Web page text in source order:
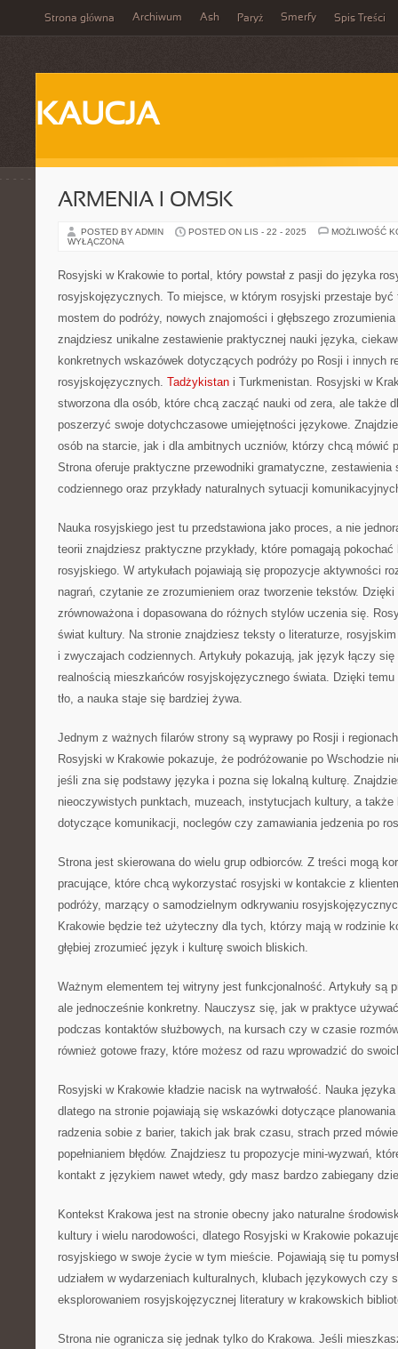
Strona główna Archiwum Ash Paryż Smerfy Spis Treści
KAUCJA
ARMENIA I OMSK
POSTED BY ADMIN POSTED ON LIS - 22 - 2025
MOŻLIWOŚĆ
WYŁĄCZONA
Rosyjski w Krakowie to portal, który powstał z pasji do języka
rosyjskojęzycznych. To miejsce, w którym rosyjski przestaje
mostem do podróży, nowych znajomości i głębszego
znajdziesz unikalne zestawienie praktycznej nauki języka,
konkretnych wskazówek dotyczących podróży po Rosji i innych
rosyjskojęzycznych. Tadżykistan i Turkmenistan. Rosyjski w
stworzona dla osób, które chcą zacząć nauki od zera, ale także
poszerzyć swoje dotychczasowe umiejętności językowe.
osób na starcie, jak i dla ambitnych uczniów, którzy chcą mówić
Strona oferuje praktyczne przewodniki gramatyczne, zestawienia
codziennego oraz przykłady naturalnych sytuacji
Nauka rosyjskiego jest tu przedstawiona jako proces, a nie
teorii znajdziesz praktyczne przykłady, które pomagają
rosyjskiego. W artykułach pojawiają się propozycje aktywności
nagrań, czytanie ze zrozumieniem oraz tworzenie tekstów.
zrównoważona i dopasowana do różnych stylów uczenia się.
świat kultury. Na stronie znajdziesz teksty o literaturze,
i zwyczajach codziennych. Artykuły pokazują, jak język łączy
realnością mieszkańców rosyjskojęzycznego świata. Dzięki temu
tło, a nauka staje się bardziej żywa.
Jednym z ważnych filarów strony są wyprawy po Rosji i
Rosyjski w Krakowie pokazuje, że podróżowanie po Wschodzie
jeśli zna się podstawy języka i pozna się lokalną kulturę.
nieoczywistych punktach, muzeach, instytucjach kultury, a także
dotyczące komunikacji, noclegów czy zamawiania jedzenia po
Strona jest skierowana do wielu grup odbiorców. Z treści mogą
pracujące, które chcą wykorzystać rosyjski w kontakcie z
podróży, marzący o samodzielnym odkrywaniu
Krakowie będzie też użyteczny dla tych, którzy mają w rodzinie
głębiej zrozumieć język i kulturę swoich bliskich.
Ważnym elementem tej witryny jest funkcjonalność. Artykuły są
ale jednocześnie konkretny. Nauczysz się, jak w praktyce
podczas kontaktów służbowych, na kursach czy w czasie
również gotowe frazy, które możesz od razu wprowadzić do
Rosyjski w Krakowie kładzie nacisk na wytrwałość. Nauka
dlatego na stronie pojawiają się wskazówki dotyczące
radzenia sobie z barier, takich jak brak czasu, strach przed
popełnianiem błędów. Znajdziesz tu propozycje mini-wyzwań,
kontakt z językiem nawet wtedy, gdy masz bardzo zabiegany
Kontekst Krakowa jest na stronie obecny jako naturalne
kultury i wielu narodowości, dlatego Rosyjski w Krakowie
rosyjskiego w swoje życie w tym mieście. Pojawiają się tu
udziałem w wydarzeniach kulturalnych, klubach językowych czy
eksplorowaniem rosyjskojęzycznej literatury w krakowskich
Strona nie ogranicza się jednak tylko do Krakowa. Jeśli